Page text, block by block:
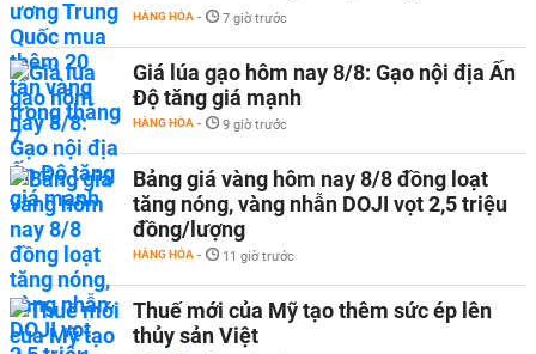
HÀNG HÓA - 7 giờ trước
Giá lúa gạo hôm nay 8/8: Gạo nội địa Ấn
Độ tăng giá mạnh
HÀNG HÓA - 9 giờ trước
Bảng giá vàng hôm nay 8/8 đồng loạt
tăng nóng, vàng nhẫn DOJI vọt 2,5 triệu
đồng/lượng
HÀNG HÓA - 11 giờ trước
Thuế mới của Mỹ tạo thêm sức ép lên
thủy sản Việt